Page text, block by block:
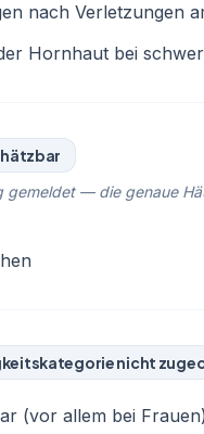
nach Verletzungen
Hornhaut bei
gemeldet — die genaue
nicht
(vor allem bei Frauen)